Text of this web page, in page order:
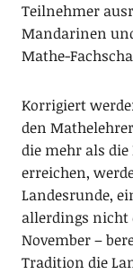
Teilnehmer
Mandarinen
Mathe-
Korrigiert
den
die mehr als
erreichen,
Landesrunde,
allerdings nicht
November –
Tradition die